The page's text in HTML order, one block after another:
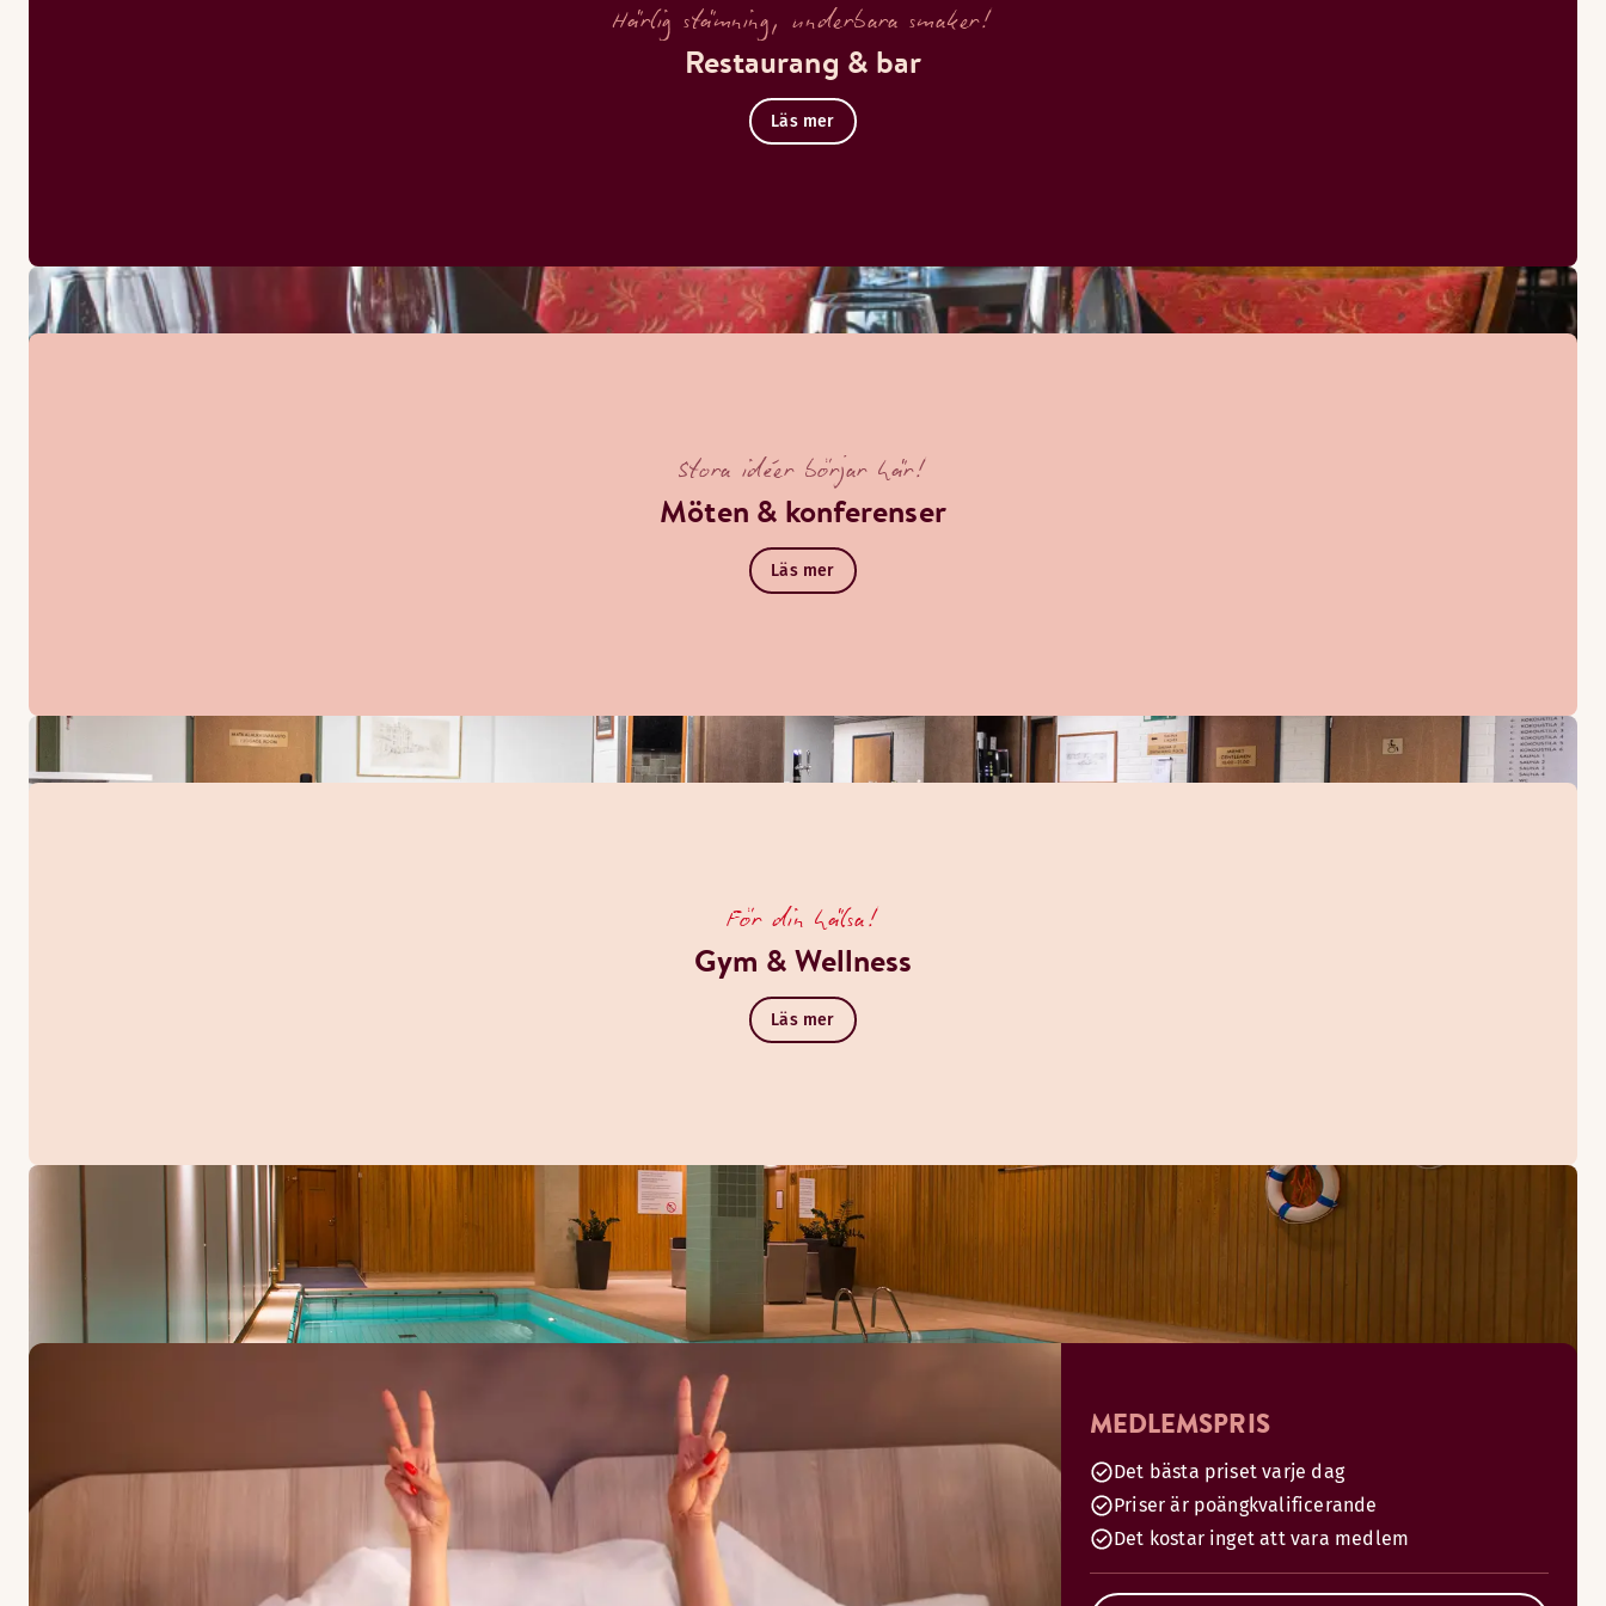
Härlig stämning, underbara smaker!
Restaurang & bar
Läs mer
Stora idéer börjar här!
Möten & konferenser
Läs mer
För din hälsa!
Gym & Wellness
Läs mer
ERBJUDANDEN
MEDLEMSPRIS
Det bästa priset varje dag
Priser är poängkvalificerande
Det kostar inget att vara medlem